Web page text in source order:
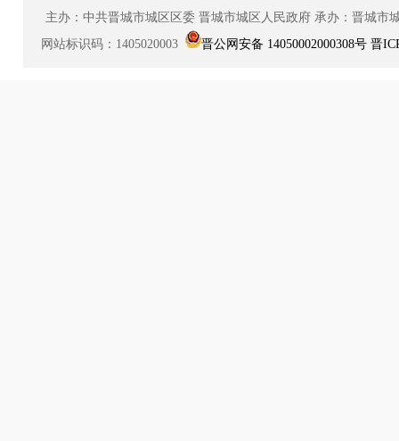
主办：中共晋城市城区区委 晋城市城区人民政府 承办：晋城市
网站标识码：1405020003
晋公网安备 14050002000308号 晋